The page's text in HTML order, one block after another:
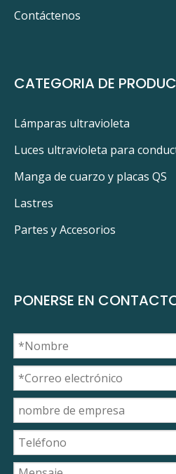
Contáctenos
CATEGORIA DE
Lámparas ultravioleta
Luces ultravioleta para
Manga de cuarzo y placas QS
Lastres
Partes y Accesorios
PONERSE EN